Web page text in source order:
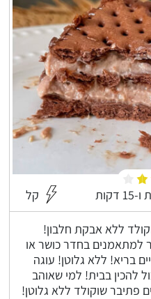
קל
ללא אבקת חלבון!
למתאמנים בחדר כושר או
בריא! ללא גלוטן! עוגה
להכין בבית! למי שאוהב
פתיבר שוקולד ללא גלוטן!